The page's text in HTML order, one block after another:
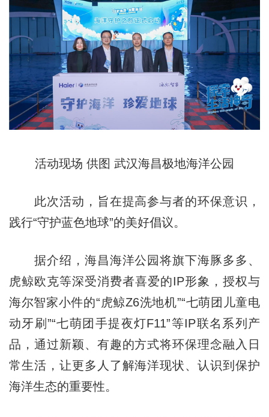
活动现场 供图 武汉海昌极地海洋公园
此次活动，旨在提高参与者的环保意识，
践行“守护蓝色地球”的美好倡议。
据介绍，海昌海洋公园将旗下海豚多多、
虎鲸欧克等深受消费者喜爱的IP形象，授权与
海尔智家小件的“虎鲸Z6洗地机”“七萌团儿童电
动牙刷”“七萌团手提夜灯F11”等IP联名系列产
品，通过新颖、有趣的方式将环保理念融入日
常生活，让更多人了解海洋现状、认识到保护
海洋生态的重要性。